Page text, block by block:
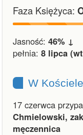
Faza Księżyca:
Jasność: 46% ↓
pełnia: 8 lipca
W
17 czerwca
Chmielowski,
męczennica